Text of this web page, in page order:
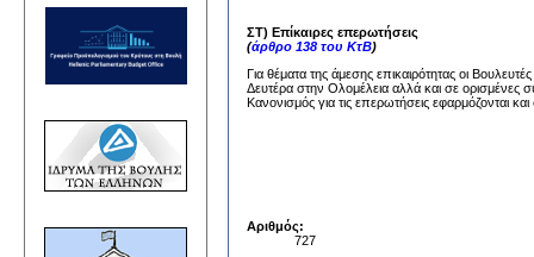
ΣΤ) Επίκαιρες επερωτήσεις
(άρθρο 138 του ΚτΒ)
Για θέματα της άμεσης επικαιρότητας οι
Δευτέρα στην Ολομέλεια αλλά και σε ορισμένες
Κανονισμός για τις επερωτήσεις εφαρμόζονται
Αριθμός:
727